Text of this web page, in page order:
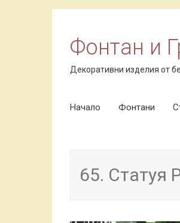
Фонтан и
Декоративни изделия от
Skip to content
Начало Фонтани
65. Статуя